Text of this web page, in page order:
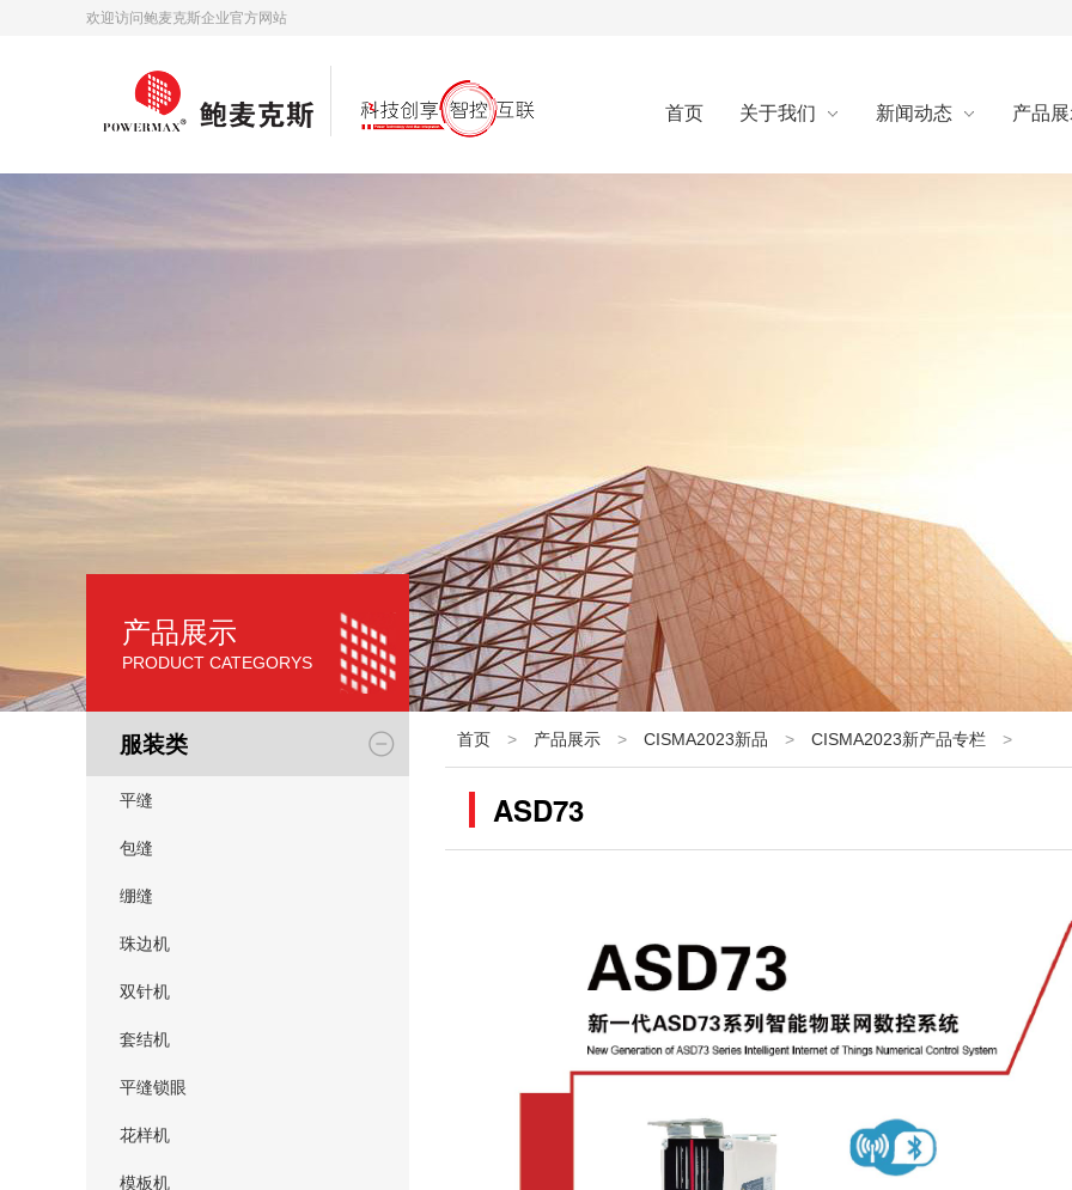
欢迎访问鲍麦克斯企业官方网站
首页 关于我们 新闻动态 产品
产品展示
PRODUCT CATEGORYS
服装类
平缝
包缝
绷缝
珠边机
双针机
套结机
平缝锁眼
花样机
模板机
首页 > 产品展示 > CISMA2023新品 > CISMA2023新产品专栏 >
ASD73